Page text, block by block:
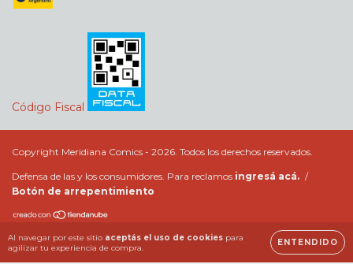
Al navegar por este sitio aceptás el uso de cookies para
agilizar tu experiencia de compra.
ENTENDIDO
Código Fiscal
Copyright Meridiana Comics - 2026. Todos los derechos reservados.
Defensa de las y los consumidores. Para reclamos ingresá acá. /
Botón de arrepentimiento